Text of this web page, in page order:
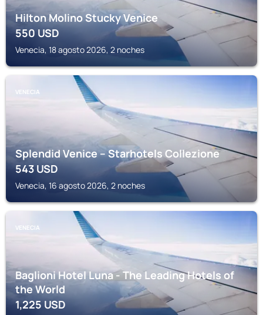
Hilton Molino Stucky Venice
550USD
Venecia, 18 agosto 2026, 2 noches
VENECIA
Splendid Venice – Starhotels Collezione
543USD
Venecia, 16 agosto 2026, 2 noches
VENECIA
Baglioni Hotel Luna - The Leading Hotels of
the World
1,225USD